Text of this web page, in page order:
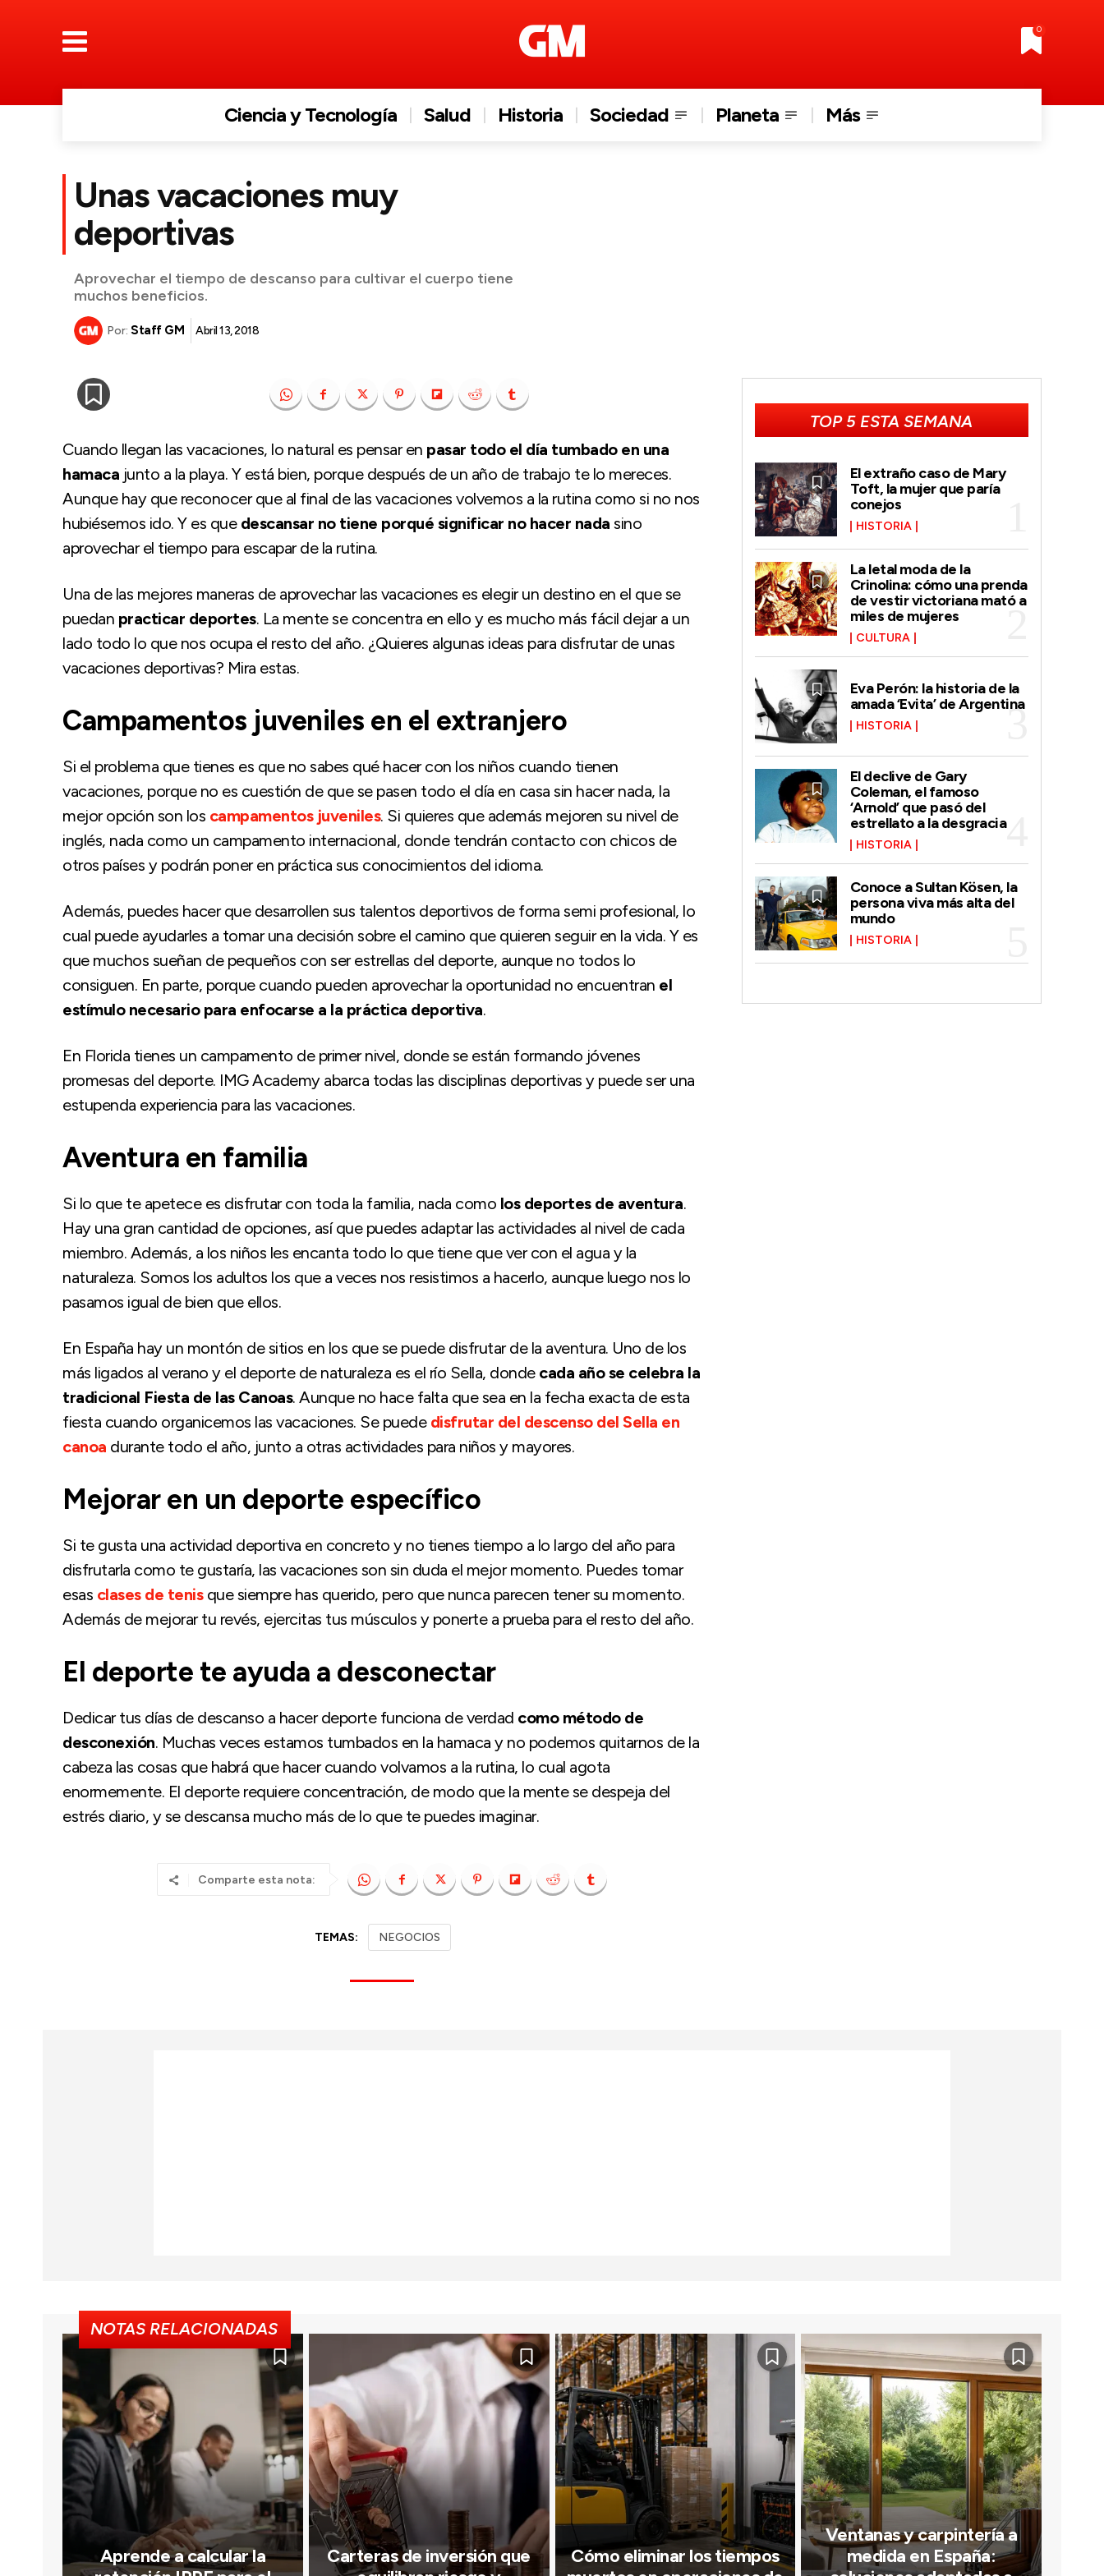
0
Ciencia y Tecnología Salud Historia Sociedad Planeta Más
Unas vacaciones muy
deportivas
Aprovechar el tiempo de descanso para cultivar el cuerpo tiene
muchos beneficios.
Por: Staff GM Abril 13, 2018
Cuando llegan las vacaciones, lo natural es pensar en pasar todo el día tumbado en una
hamaca junto a la playa. Y está bien, porque después de un año de trabajo te lo mereces.
Aunque hay que reconocer que al final de las vacaciones volvemos a la rutina como si no nos
hubiésemos ido. Y es que descansar no tiene porqué significar no hacer nada sino
aprovechar el tiempo para escapar de la rutina.
Una de las mejores maneras de aprovechar las vacaciones es elegir un destino en el que se
puedan practicar deportes. La mente se concentra en ello y es mucho más fácil dejar a un
lado todo lo que nos ocupa el resto del año. ¿Quieres algunas ideas para disfrutar de unas
vacaciones deportivas? Mira estas.
Campamentos juveniles en el extranjero
Si el problema que tienes es que no sabes qué hacer con los niños cuando tienen
vacaciones, porque no es cuestión de que se pasen todo el día en casa sin hacer nada, la
mejor opción son los campamentos juveniles. Si quieres que además mejoren su nivel de
inglés, nada como un campamento internacional, donde tendrán contacto con chicos de
otros países y podrán poner en práctica sus conocimientos del idioma.
Además, puedes hacer que desarrollen sus talentos deportivos de forma semi profesional, lo
cual puede ayudarles a tomar una decisión sobre el camino que quieren seguir en la vida. Y es
que muchos sueñan de pequeños con ser estrellas del deporte, aunque no todos lo
consiguen. En parte, porque cuando pueden aprovechar la oportunidad no encuentran el
estímulo necesario para enfocarse a la práctica deportiva.
En Florida tienes un campamento de primer nivel, donde se están formando jóvenes
promesas del deporte. IMG Academy abarca todas las disciplinas deportivas y puede ser una
estupenda experiencia para las vacaciones.
Aventura en familia
Si lo que te apetece es disfrutar con toda la familia, nada como los deportes de aventura.
Hay una gran cantidad de opciones, así que puedes adaptar las actividades al nivel de cada
miembro. Además, a los niños les encanta todo lo que tiene que ver con el agua y la
naturaleza. Somos los adultos los que a veces nos resistimos a hacerlo, aunque luego nos lo
pasamos igual de bien que ellos.
En España hay un montón de sitios en los que se puede disfrutar de la aventura. Uno de los
más ligados al verano y el deporte de naturaleza es el río Sella, donde cada año se celebra la
tradicional Fiesta de las Canoas. Aunque no hace falta que sea en la fecha exacta de esta
fiesta cuando organicemos las vacaciones. Se puede disfrutar del descenso del Sella en
canoa durante todo el año, junto a otras actividades para niños y mayores.
Mejorar en un deporte específico
Si te gusta una actividad deportiva en concreto y no tienes tiempo a lo largo del año para
disfrutarla como te gustaría, las vacaciones son sin duda el mejor momento. Puedes tomar
esas clases de tenisque siempre has querido, pero que nunca parecen tener su momento.
Además de mejorar tu revés, ejercitas tus músculos y ponerte a prueba para el resto del año.
El deporte te ayuda a desconectar
Dedicar tus días de descanso a hacer deporte funciona de verdad como método de
desconexión. Muchas veces estamos tumbados en la hamaca y no podemos quitarnos de la
cabeza las cosas que habrá que hacer cuando volvamos a la rutina, lo cual agota
enormemente. El deporte requiere concentración, de modo que la mente se despeja del
estrés diario, y se descansa mucho más de lo que te puedes imaginar.
Comparte esta nota:
TEMAS: NEGOCIOS
TOP 5 ESTA SEMANA
El extraño caso de Mary
Toft, la mujer que paría
conejos
HISTORIA
La letal moda de la
Crinolina: cómo una prenda
de vestir victoriana mató a
miles de mujeres
CULTURA
Eva Perón: la historia de la
amada ‘Evita’ de Argentina
HISTORIA
El declive de Gary
Coleman, el famoso
‘Arnold’ que pasó del
estrellato a la desgracia
HISTORIA
Conoce a Sultan Kösen, la
persona viva más alta del
mundo
HISTORIA
NOTAS RELACIONADAS
Aprende a calcular la
Carteras de inversión que
Cómo eliminar los tiempos
Ventanas y carpintería a
medida en España: